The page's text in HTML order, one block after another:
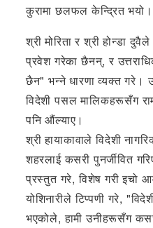
कुरामा छलफल केन्द्रित भयो।
श्री मोरिता र श्री होन्डा
प्रवेश गरेका छैनन्, र
छैन" भन्ने धारणा व्यक्त गरे।
विदेशी पसल मालिकहरूसँग
पनि औंल्याए।
श्री हायाकावाले विदेशी
शहरलाई कसरी पुनर्जीवित
प्रस्तुत गरे, विशेष गरी इचो
योशिनारीले टिप्पणी गरे,
भएकोले, हामी उनीहरूसँग